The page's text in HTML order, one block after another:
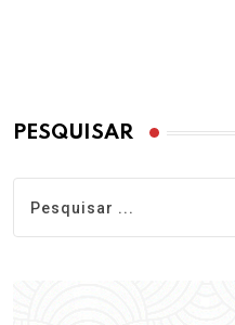
PESQUISAR